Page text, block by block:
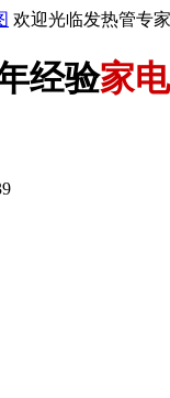
欢迎光临发热管专
经验家